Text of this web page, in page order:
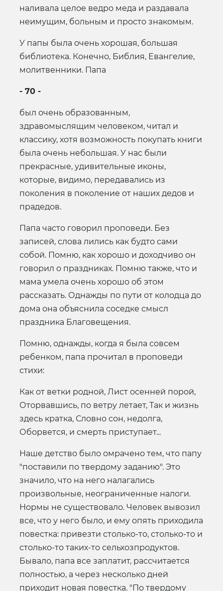
наливала целое ведро меда и раздавала
неимущим, больным и просто знакомым.
У папы была очень хорошая, большая
библиотека. Конечно, Библия, Евангелие,
молитвенники. Папа
- 70 -
был очень образованным,
здравомыслящим человеком, читал и
классику, хотя возможность покупать книги
была очень небольшая. У нас были
прекрасные, удивительные иконы,
которые, видимо, передавались из
поколения в поколение от наших дедов и
прадедов.
Папа часто говорил проповеди. Без
записей, слова лились как будто сами
собой. Помню, как хорошо и доходчиво он
говорил о праздниках. Помню также, что и
мама умела очень хорошо об этом
рассказать. Однажды по пути от колодца до
дома она объяснила соседке смысл
праздника Благовещения.
Помню, однажды, когда я была совсем
ребенком, папа прочитал в проповеди
стихи:
Как от ветки родной, Лист осенней порой,
Оторвавшись, по ветру летает, Так и жизнь
здесь кратка, Словно сон, недолга,
Оборвется, и смерть приступает...
Наше детство было омрачено тем, что папу
"поставили по твердому заданию". Это
значило, что на него налагались
произвольные, неограниченные налоги.
Нормы не существовало. Человек вывозил
все, что у него было, и ему опять приходила
повестка: привезти столько-то, столько-то и
столько-то таких-то сельхозпродуктов.
Бывало, папа все заплатит, рассчитается
полностью, а через несколько дней
приходит новая повестка. "По твердому